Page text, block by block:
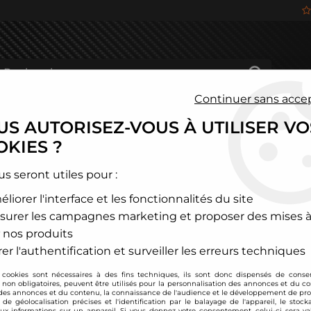
DE LA MARQUE
12 articles sur 26
Continuer sans
AUTORISEZ-VOUS À UTILISER
?
seront utiles pour :
l'interface et les fonctionnalités du site
les campagnes marketing et proposer des mises
nos produits
l'authentification et surveiller les erreurs techniques
cookies sont nécessaires à des fins techniques, ils sont donc dispensés de
non obligatoires, peuvent être utilisés pour la personnalisation des annonces et du
annonces et du contenu, la connaissance de l'audience et le développement de
de géolocalisation précises et l'identification par le balayage de l'appareil, le